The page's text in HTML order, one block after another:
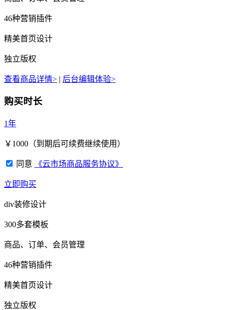
46种营销插件
精美首页设计
独立版权
查看商品详情> | 后台编辑体验>
购买时长
1年
￥ 1000 （到期后可续费继续使用）
同意 《云市场商品服务协议》
立即购买
div装修设计
300多套模板
商品、订单、会员管理
46种营销插件
精美首页设计
独立版权